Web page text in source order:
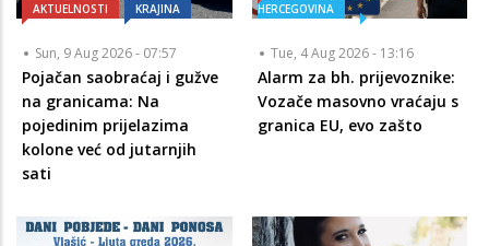
AKTUELNOSTI KRAJINA
Sun, 9 Aug 2026 - 07:57
Pojačan saobraćaj i gužve
na granicama: Na
pojedinim prijelazima
kolone već od jutarnjih
sati
HERCEGOVINA
Tue, 4 Aug 2026 - 13:16
Alarm za bh. prijevoznike:
Vozače masovno vraćaju s
granica EU, evo zašto